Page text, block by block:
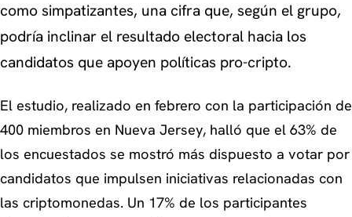
como simpatizantes, una cifra que, según el grupo,
podría inclinar el resultado electoral hacia los
candidatos que apoyen políticas pro-cripto.
El estudio, realizado en febrero con la participación de
400 miembros en Nueva Jersey, halló que el 63% de
los encuestados se mostró más dispuesto a votar por
candidatos que impulsen iniciativas relacionadas con
las criptomonedas. Un 17% de los participantes